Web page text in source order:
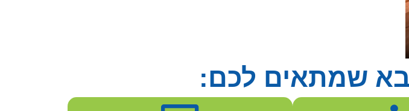
שמתאים לכם: